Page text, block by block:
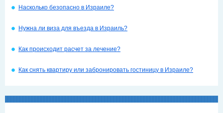
Насколько безопасно в Израиле?
Нужна ли виза для въезда в Израиль?
Как происходит расчет за лечение?
Как снять квартиру или забронировать гостиницу в Израиле?